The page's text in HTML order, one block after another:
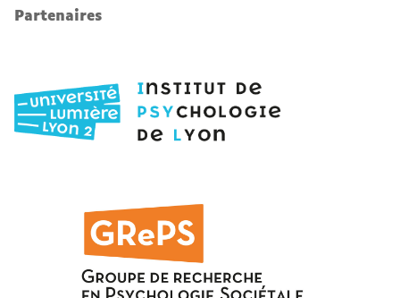
Partenaires